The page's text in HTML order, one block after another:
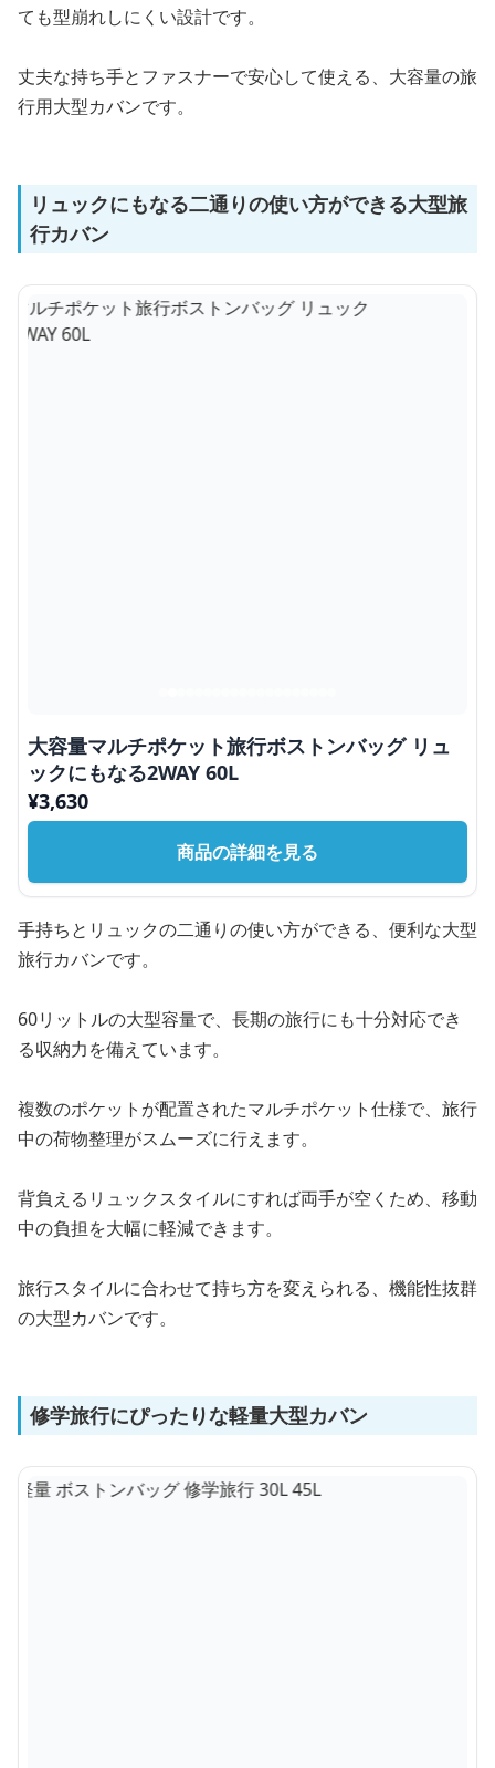
ても型崩れしにくい設計です。
丈夫な持ち手とファスナーで安心して使える、大容量の旅
行用大型カバンです。
リュックにもなる二通りの使い方ができる大型旅
行カバン
大容量マルチポケット旅行ボストンバッグ リュ
ックにもなる2WAY 60L
¥3,630
商品の詳細を見る
手持ちとリュックの二通りの使い方ができる、便利な大型
旅行カバンです。
60リットルの大型容量で、長期の旅行にも十分対応でき
る収納力を備えています。
複数のポケットが配置されたマルチポケット仕様で、旅行
中の荷物整理がスムーズに行えます。
背負えるリュックスタイルにすれば両手が空くため、移動
中の負担を大幅に軽減できます。
旅行スタイルに合わせて持ち方を変えられる、機能性抜群
の大型カバンです。
修学旅行にぴったりな軽量大型カバン